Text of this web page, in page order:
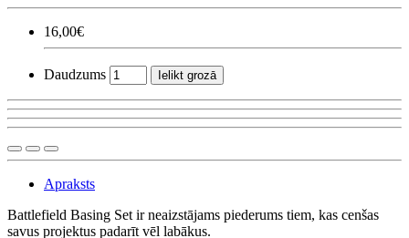
16,00€
Daudzums Ielikt grozā
Apraksts
Battlefield Basing Set ir neaizstājams piederums tiem, kas cenšas
savus projektus padarīt vēl labākus.